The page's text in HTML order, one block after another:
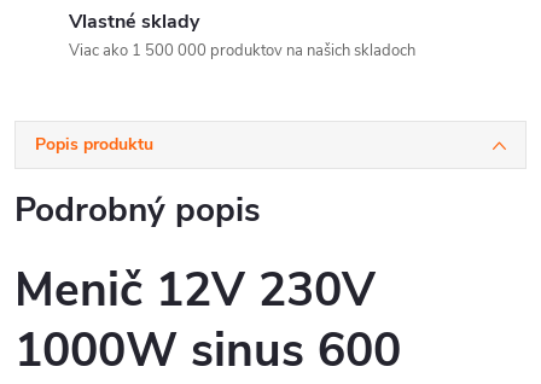
Vlastné sklady
Viac ako 1 500 000 produktov na našich skladoch
Popis produktu
Podrobný popis
Menič 12V 230V
1000W sinus 600